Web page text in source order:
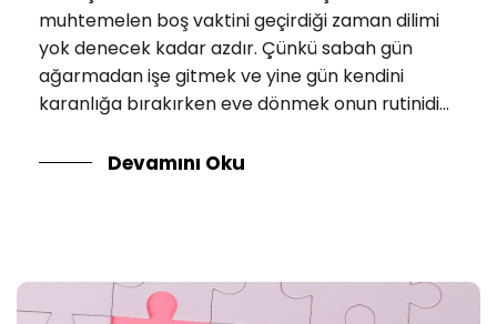
muhtemelen boş vaktini geçirdiği zaman dilimi
yok denecek kadar azdır. Çünkü sabah gün
ağarmadan işe gitmek ve yine gün kendini
karanlığa bırakırken eve dönmek onun rutinidi...
Devamını Oku